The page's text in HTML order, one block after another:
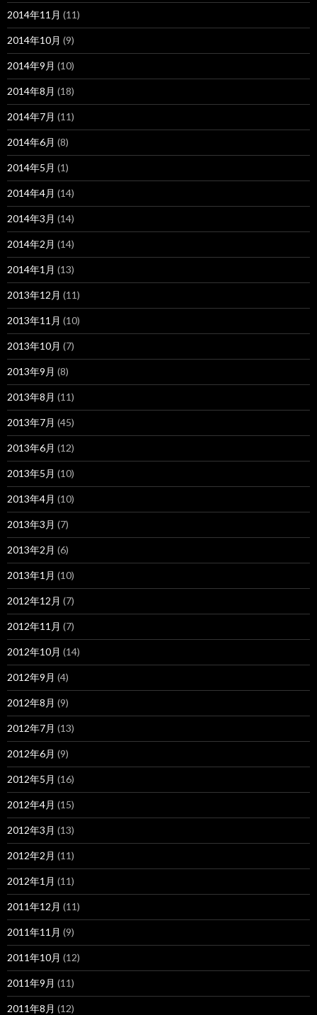
2014年11月 (11)
2014年10月 (9)
2014年9月 (10)
2014年8月 (18)
2014年7月 (11)
2014年6月 (8)
2014年5月 (1)
2014年4月 (14)
2014年3月 (14)
2014年2月 (14)
2014年1月 (13)
2013年12月 (11)
2013年11月 (10)
2013年10月 (7)
2013年9月 (8)
2013年8月 (11)
2013年7月 (45)
2013年6月 (12)
2013年5月 (10)
2013年4月 (10)
2013年3月 (7)
2013年2月 (6)
2013年1月 (10)
2012年12月 (7)
2012年11月 (7)
2012年10月 (14)
2012年9月 (4)
2012年8月 (9)
2012年7月 (13)
2012年6月 (9)
2012年5月 (16)
2012年4月 (15)
2012年3月 (13)
2012年2月 (11)
2012年1月 (11)
2011年12月 (11)
2011年11月 (9)
2011年10月 (12)
2011年9月 (11)
2011年8月 (12)